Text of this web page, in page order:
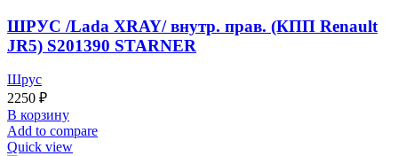
ШРУС /Lada XRAY/ внутр. прав. (КПП Renault
JR5) S201390 STARNER
Шрус
2250 ₽
В корзину
Add to compare
Quick view